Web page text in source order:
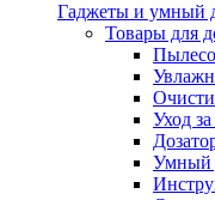
Гаджеты и умный
Товары для
Уход
Умный